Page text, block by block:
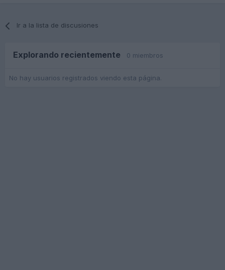
Ir a la lista de discusiones
Explorando recientemente 0 miembros
No hay usuarios registrados viendo esta página.